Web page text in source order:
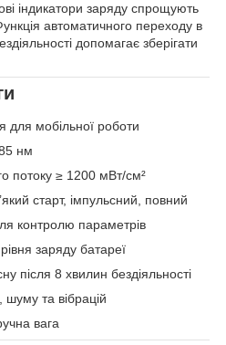
індикатори заряду спрощують
автоматичного переходу в
допомагає зберігати
для мобільної роботи
нм
потоку ≥ 1200 мВт/см²
старт, імпульсний, повний
контролю параметрів
заряду батареї
після 8 хвилин бездіяльності
шуму та вібрацій
вага